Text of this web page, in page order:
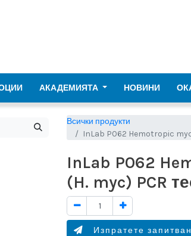
АКАДЕМИЯТА НОВИНИ
Всички продукти
InLab P062 Hemotropic
InLab P062
(H. myc) PCR
Изпратете